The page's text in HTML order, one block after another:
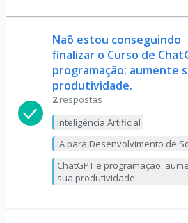
Naõ estou conseguindo
finalizar o Curso de
programação: aumente
produtividade.
2 respostas
Inteligência Artificial
IA para Desenvolvimento de
ChatGPT e programação:
sua produtividade